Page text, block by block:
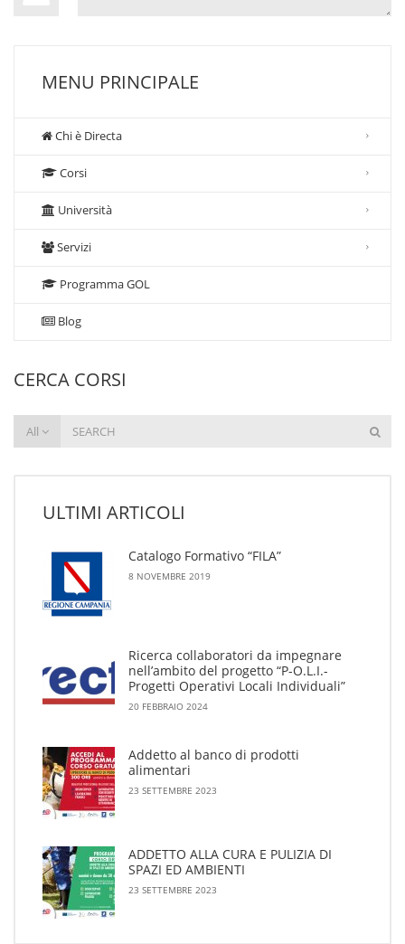
MENU PRINCIPALE
Chi è Directa
Corsi
Università
Servizi
Programma GOL
Blog
CERCA CORSI
All
ULTIMI ARTICOLI
Catalogo Formativo “FILA”
8 NOVEMBRE 2019
Ricerca collaboratori da impegnare
nell’ambito del progetto “P-O.L.I.-
Progetti Operativi Locali Individuali”
20 FEBBRAIO 2024
Addetto al banco di prodotti
alimentari
23 SETTEMBRE 2023
ADDETTO ALLA CURA E PULIZIA DI
SPAZI ED AMBIENTI
23 SETTEMBRE 2023